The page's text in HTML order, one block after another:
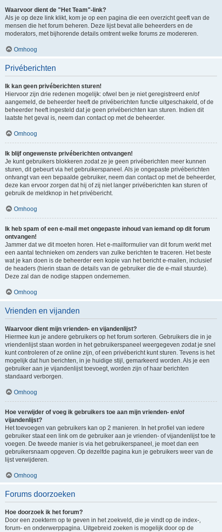
Waarvoor dient de "Het Team"-link?
Als je op deze link klikt, kom je op een pagina die een overzicht geeft van de
mensen die het forum beheren. Deze lijst bevat alle beheerders en de
moderators, met bijhorende details omtrent welke forums ze modereren.
Omhoog
Privéberichten
Ik kan geen privéberichten sturen!
Hiervoor zijn drie redenen mogelijk: ofwel ben je niet geregistreerd en/of
aangemeld, de beheerder heeft de privéberichten functie uitgeschakeld, of de
beheerder heeft ingesteld dat je geen privéberichten kan sturen. Indien dit
laatste het geval is, neem dan contact op met de beheerder.
Omhoog
Ik blijf ongewenste privéberichten ontvangen!
Je kunt gebruikers blokkeren zodat ze je geen privéberichten meer kunnen
sturen, dit gebeurt via het gebruikerspaneel. Als je ongepaste privéberichten
ontvangt van een bepaalde gebruiker, neem dan contact op met de beheerder,
deze kan ervoor zorgen dat hij of zij niet langer privéberichten kan sturen of
gebruik de meldknop in het privébericht.
Omhoog
Ik heb spam of een e-mail met ongepaste inhoud van iemand op dit forum
ontvangen!
Jammer dat we dit moeten horen. Het e-mailformulier van dit forum werkt met
een aantal technieken om zenders van zulke berichten te traceren. Het beste
wat je kan doen is de beheerder een kopie van het bericht e-mailen, inclusief
de headers (hierin staan de details van de gebruiker die de e-mail stuurde).
Deze zal dan de nodige stappen ondernemen.
Omhoog
Vrienden en vijanden
Waarvoor dient mijn vrienden- en vijandenlijst?
Hiermee kun je andere gebruikers op het forum sorteren. Gebruikers die in je
vriendenlijst staan worden in het gebruikerspaneel weergegeven zodat je snel
kunt controleren of ze online zijn, of een privébericht kunt sturen. Tevens is het
mogelijk dat hun berichten, in je huidige stijl, gemarkeerd worden. Als je een
gebruiker aan je vijandenlijst toevoegt, worden zijn of haar berichten
standaard verborgen.
Omhoog
Hoe verwijder of voeg ik gebruikers toe aan mijn vrienden- en/of
vijandenlijst?
Het toevoegen van gebruikers kan op 2 manieren. In het profiel van iedere
gebruiker staat een link om de gebruiker aan je vrienden- of vijandenlijst toe te
voegen. De tweede manier is via het gebruikerspaneel, je moet dan een
gebruikersnaam opgeven. Op dezelfde pagina kun je gebruikers weer van de
lijst verwijderen.
Omhoog
Forums doorzoeken
Hoe doorzoek ik het forum?
Door een zoekterm op te geven in het zoekveld, die je vindt op de index-,
forum- en onderwerppagina. Uitgebreid zoeken is mogelijk door op de